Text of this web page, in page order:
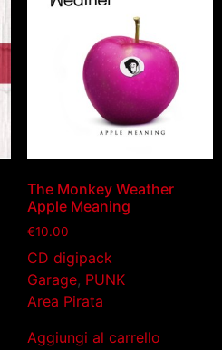
The Monkey Weather
Apple Meaning
€10.00
CD digipack
Garage, PUNK
Area Pirata
Aggiungi al carrello